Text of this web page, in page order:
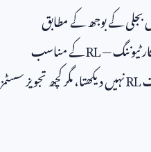
بجلی کے بوجھ کے مطابق
ٹیوننگ —RLکے مناسب
RLنہیں دیکھتا، مگر کچھ تجویز سسٹمز